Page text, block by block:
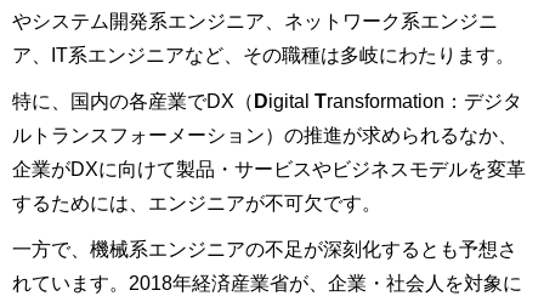
やシステム開発系エンジニア、ネットワーク系エンジニ
ア、IT系エンジニアなど、その職種は多岐にわたります。
特に、国内の各産業でDX（ Digital Transformation：デジタ
ルトランスフォーメーション）の推進が求められるなか、
企業がDXに向けて製品・サービスやビジネスモデルを変革
するためには、エンジニアが不可欠です。
一方で、機械系エンジニアの不足が深刻化するとも予想さ
れています。2018年経済産業省が、企業・社会人を対象に